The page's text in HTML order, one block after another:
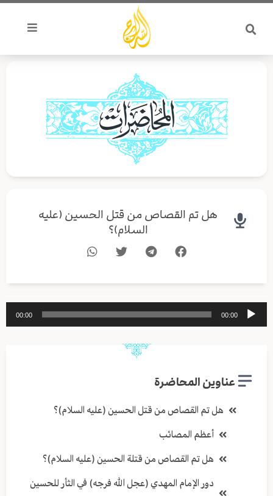
تخطي
المحتوى
هل تم القصاص من قتل الحسين (عليه
السلام)؟
مشغل
الصوت
00:00
00:00
عناوين المحاضرة
هل تم القصاص من قتل الحسين (عليه السلام)؟
أعظم المصائب
هل تم القصاص من قتلة الحسين (عليه السلام)؟
دور الإمام المهدي (عجل الله فرجه) في الثأر للحسين